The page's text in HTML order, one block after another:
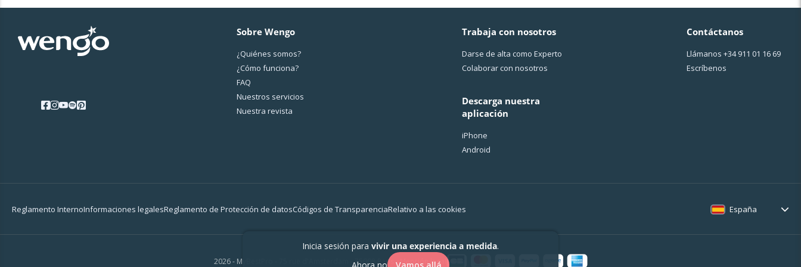
Sobre Wengo
¿Quiénes somos?
¿Cо́mo funciona?
FAQ
Nuestros servicios
Nuestra revista
Trabaja con nosotros
Darse de alta como Experto
Colaborar con nosotros
Descarga nuestra
aplicación
iPhone
Android
Contáctanos
Llámanos +34 911 01 16 69
Escríbenos
Reglamento InternoInformaciones legalesReglamento de Protección de datosCódigos de TransparenciaRelativo a las cookies España
2026 - MyBestPro - 75 rue d'Amsterdam - 75008 Paris -Mención legal
Inicia sesión para vivir una experiencia a medida.
Ahora no